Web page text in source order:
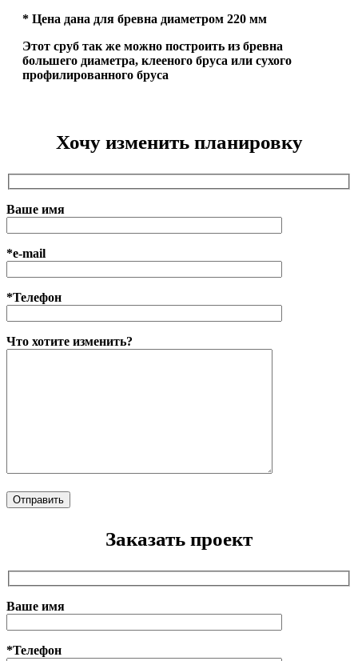
* Цена дана для бревна диаметром 220 мм
Этот сруб так же можно построить из бревна
большего диаметра, клееного бруса или сухого
профилированного бруса
Хочу изменить планировку
Ваше имя
*e-mail
*Телефон
Что хотите изменить?
Заказать проект
Ваше имя
*Телефон